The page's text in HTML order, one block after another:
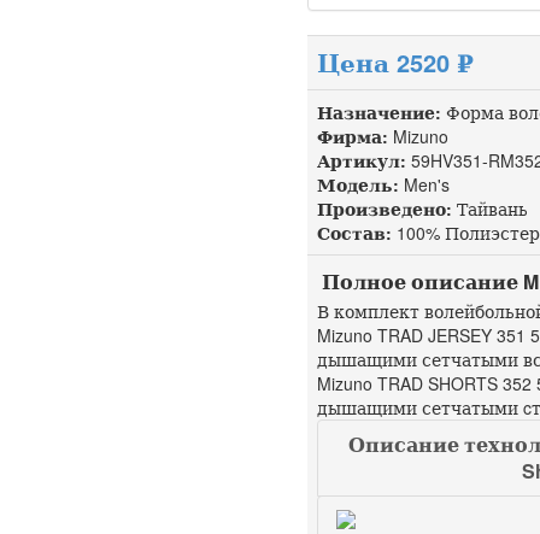
Цена 2520 ₽
Назначение: Форма
Фирма: Mizuno
Артикул: 59HV351-
Модель: Men's
Произведено: Тайвань
Состав: 100% Полиэстер
Полное описание
В комплект
Mizuno TRAD JERSEY
дышащими сетчатыми
Mizuno TRAD SHORTS
дышащими сетчатыми
Описание